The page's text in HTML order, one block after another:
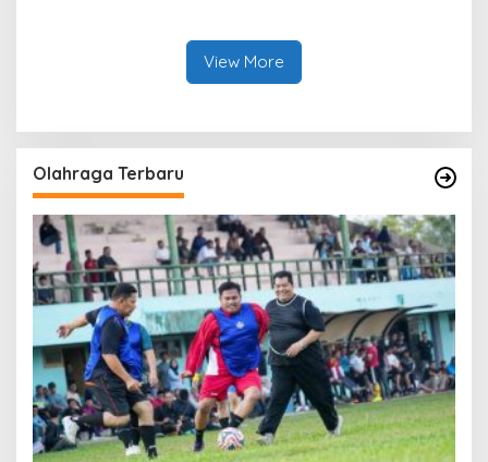
View More
Olahraga Terbaru